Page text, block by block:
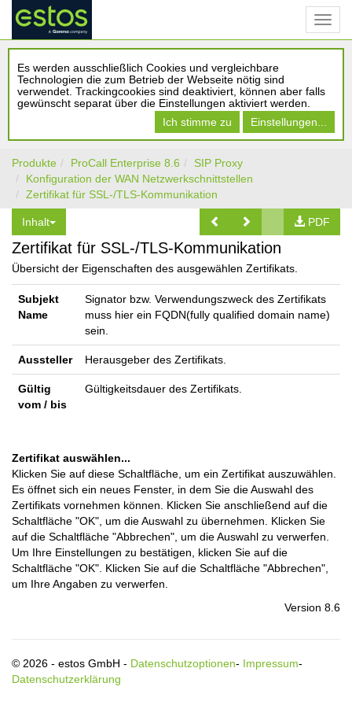
Es werden ausschließlich Cookies und vergleichbare
Technologien die zum Betrieb der Webseite nötig sind
verwendet. Trackingcookies sind deaktiviert, können aber falls
gewünscht separat über die Einstellungen aktiviert werden.
Ich stimme zu
Einstellungen...
Produkte ProCall Enterprise 8.6
SIP Proxy
Konfiguration der WAN Netzwerkschnittstellen
Zertifikat für SSL-/TLS-Kommunikation
Inhalt PDF
Zertifikat für SSL-/TLS-Kommunikation
Übersicht der Eigenschaften des ausgewählen Zertifikats.
Subjekt
Name
Signator bzw. Verwendungszweck des Zertifikats
muss hier ein FQDN(fully qualified domain name)
sein.
Aussteller Herausgeber des Zertifikats.
Gültig
vom / bis
Gültigkeitsdauer des Zertifikats.
Zertifikat auswählen...
Klicken Sie auf diese Schaltfläche, um ein Zertifikat auszuwählen.
Es öffnet sich ein neues Fenster, in dem Sie die Auswahl des
Zertifikats vornehmen können. Klicken Sie anschließend auf die
Schaltfläche "OK", um die Auswahl zu übernehmen. Klicken Sie
auf die Schaltfläche "Abbrechen", um die Auswahl zu verwerfen.
Um Ihre Einstellungen zu bestätigen, klicken Sie auf die
Schaltfläche "OK". Klicken Sie auf die Schaltfläche "Abbrechen",
um Ihre Angaben zu verwerfen.
Version 8.6
© 2026 - estos GmbH - Datenschutzoptionen- Impressum-
Datenschutzerklärung